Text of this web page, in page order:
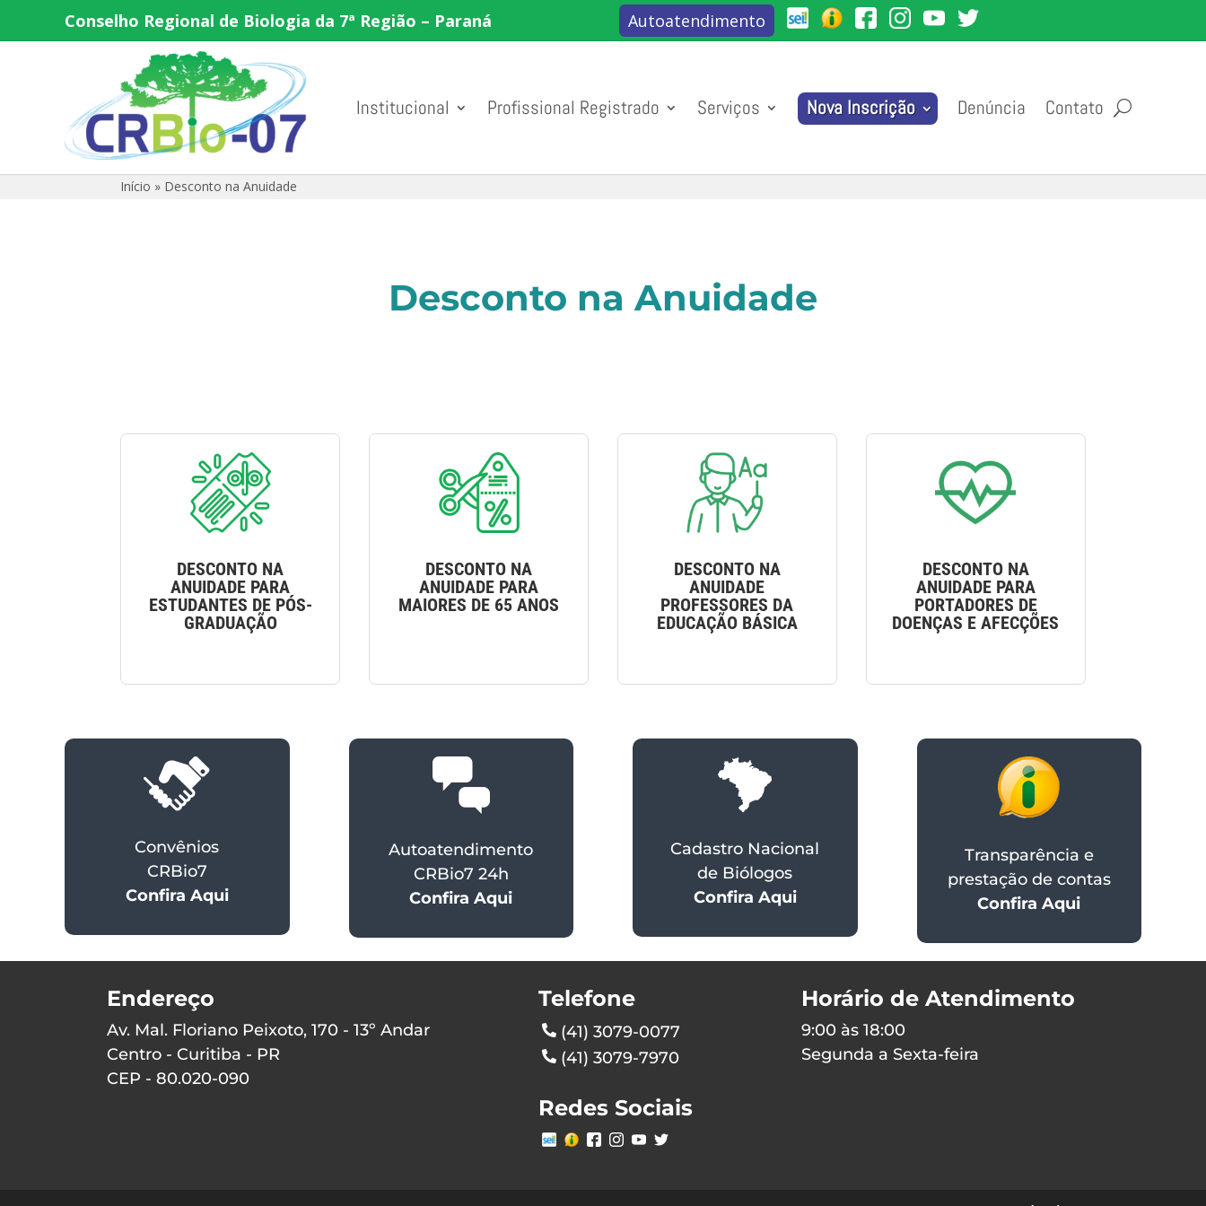
Conselho Regional de Biologia da 7ª Região – Paraná Autoatendimento
Institucional Profissional Registrado Serviços Nova Inscrição Denúncia Contato
Início » Desconto na Anuidade
Desconto na Anuidade
DESCONTO NA
ANUIDADE PARA
ESTUDANTES DE PÓS-
GRADUAÇÃO
DESCONTO NA
ANUIDADE PARA
MAIORES DE 65 ANOS
DESCONTO NA
ANUIDADE
PROFESSORES DA
EDUCAÇÃO BÁSICA
DESCONTO NA
ANUIDADE PARA
PORTADORES DE
DOENÇAS E AFECÇÕES
Convênios
CRBio7
Confira Aqui
Autoatendimento
CRBio7 24h
Confira Aqui
Cadastro Nacional
de Biólogos
Confira Aqui
Transparência e
prestação de contas
Confira Aqui
Endereço
Av. Mal. Floriano Peixoto, 170 - 13º Andar
Centro - Curitiba - PR
CEP - 80.020-090
Telefone
(41) 3079-0077
(41) 3079-7970
Redes Sociais
Horário de Atendimento
9:00 às 18:00
Segunda a Sexta-feira